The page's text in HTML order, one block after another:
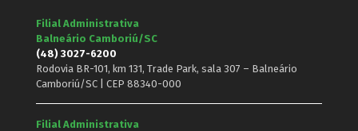
Filial Administrativa
Balneário Camboriú/SC
(48) 3027-6200
Rodovia BR-101, km 131, Trade Park, sala 307 – Balneário
Camboriú/SC | CEP 88340-000
Filial Administrativa